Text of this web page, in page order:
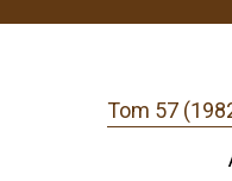
Tom 57